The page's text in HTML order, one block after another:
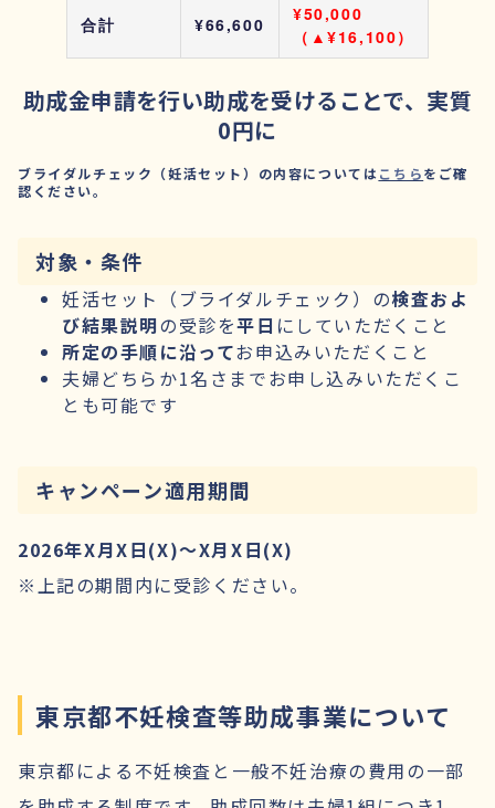
合計 ¥66,600
¥50,000
（▲¥16,100）
助成金申請を行い助成を受けることで、実質
0円に
ブライダルチェック（妊活セット）の内容についてはこちらをご確
認ください。
対象・条件
妊活セット（ブライダルチェック）の検査およ
び結果説明の受診を平日 にしていただくこと
所定の手順に沿ってお申込みいただくこと
夫婦どちらか1名さまでお申し込みいただくこ
とも可能です
キャンペーン適用期間
2026年X月X日(X)〜X月X日(X)
※上記の期間内に受診ください。
東京都不妊検査等助成事業について
東京都による不妊検査と一般不妊治療の費用の一部